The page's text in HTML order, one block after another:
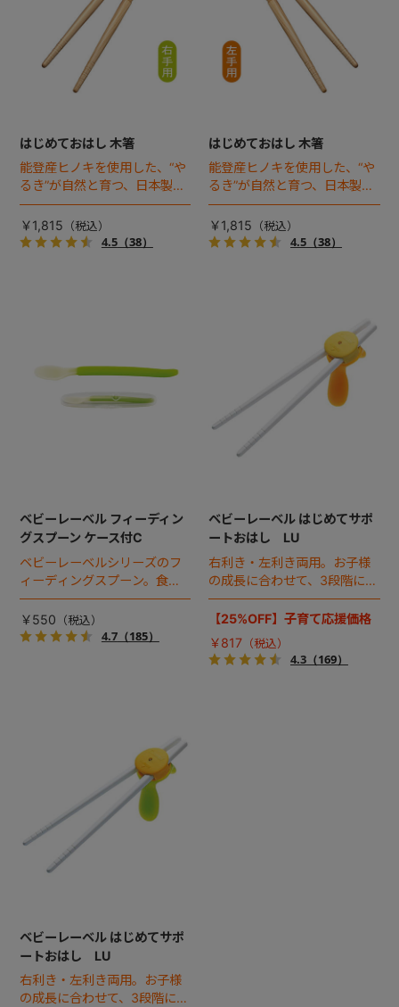
はじめておはし 木箸
能登産ヒノキを使用した、“や
るき”が自然と育つ、日本製の
おはし。3つのポイントですぐ
に使え、3ステップで長く使え
る右手用のおはしです。
￥1,815
4.5（38）
はじめておはし 木箸
能登産ヒノキを使用した、“や
るき”が自然と育つ、日本製の
おはし。3つのポイントですぐ
に使え、3ステップで長く使え
る左手用のおはしです。
￥1,815
4.5（38）
ベビーレーベル フィーディン
グスプーン ケース付C
ベビーレーベルシリーズのフ
ィーディングスプーン。食べ
させやすいやわらかスプーン
です。おでかけに便利なケー
ス付き。
￥550
4.7（185）
ベビーレーベル はじめてサポ
ートおはし LU
右利き・左利き両用。お子様
の成長に合わせて、3段階にス
テップアップしながら効果的
にトレーニングできるおはし
【25%OFF】子育て応援価格
￥817
4.3（169）
ベビーレーベル はじめてサポ
ートおはし LU
右利き・左利き両用。お子様
の成長に合わせて、3段階にス